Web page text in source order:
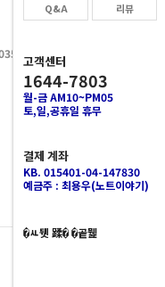
Q&A
리뷰
고객센터
1644-7803
월-금 AM10~PM05
토,일,공휴일 휴무
결제 계좌
KB. 015401-04-147830
예금주 : 최용우(노트이야기)
�ㅻ뒛 蹂� �곹뭹
(SSD 512GB)
0